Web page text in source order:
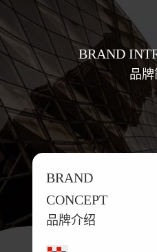
BRAND
品
BRAND
CONCEPT
品牌介绍